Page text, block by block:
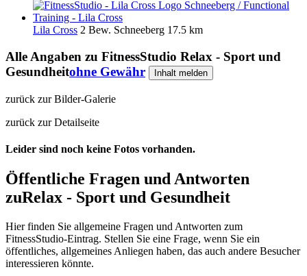
Lila Cross 2 Bew. Schneeberg 17.5 km
Alle Angaben zu FitnessStudio Relax - Sport und
Gesundheitohne Gewähr Inhalt melden
zurück zur Bilder-Galerie
zurück zur Detailseite
Leider sind noch keine Fotos vorhanden.
Öffentliche Fragen und Antworten
zuRelax - Sport und Gesundheit
Hier finden Sie allgemeine Fragen und Antworten zum
FitnessStudio-Eintrag. Stellen Sie eine Frage, wenn Sie ein
öffentliches, allgemeines Anliegen haben, das auch andere Besucher
interessieren könnte.